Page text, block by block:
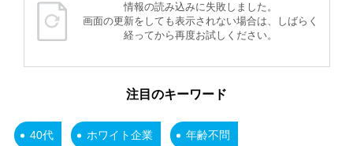
情報の読み込みに失敗しました。
画面の更新をしても表示されない場合は、しばらく
経ってから再度お試しください。
注目のキーワード
40代 ホワイト企業 年齢不問